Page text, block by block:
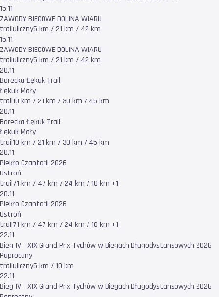
15.11
ZAWODY BIEGOWE DOLINA WIARU
trailuliczny5 km / 21 km / 42 km
15.11
ZAWODY BIEGOWE DOLINA WIARU
trailuliczny5 km / 21 km / 42 km
20.11
Borecka Łękuk Trail
Łękuk Mały
trail10 km / 21 km / 30 km / 45 km
20.11
Borecka Łękuk Trail
Łękuk Mały
trail10 km / 21 km / 30 km / 45 km
20.11
Piekło Czantorii 2026
Ustroń
trail71 km / 47 km / 24 km / 10 km +1
20.11
Piekło Czantorii 2026
Ustroń
trail71 km / 47 km / 24 km / 10 km +1
22.11
Bieg IV - XIX Grand Prix Tychów w Biegach Długodystansowych 2026
Paprocany
trailuliczny5 km / 10 km
22.11
Bieg IV - XIX Grand Prix Tychów w Biegach Długodystansowych 2026